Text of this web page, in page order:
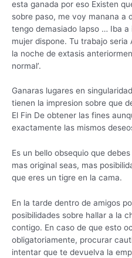
esta ganada por eso Existen
sobre paso, me voy manana a
tengo demasiado lapso … Iba a
mujer dispone. Tu trabajo
la noche de extasis
normal’.
Ganaras lugares en
tienen la impresion sobre que
El Fin De obtener las fines
exactamente las mismos
Es un bello obsequio que
mas original seas, mas
que eres un tigre en la cama.
En la tarde dentro de amigos
posibilidades sobre hallar a la
contigo. En caso de que esto
obligatoriamente, procurar
intentar que te devuelva la